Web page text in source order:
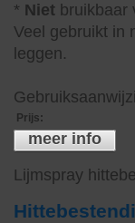
* Niet bruikbaar
Veel gebruikt in
leggen.
Prijs:
meer info
Lijmspray